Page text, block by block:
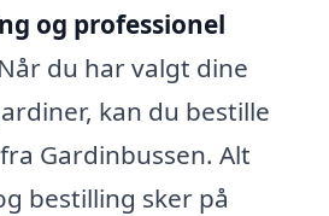
og professionel
Når du har valgt dine
kan du bestille
Gardinbussen. Alt
bestilling sker på